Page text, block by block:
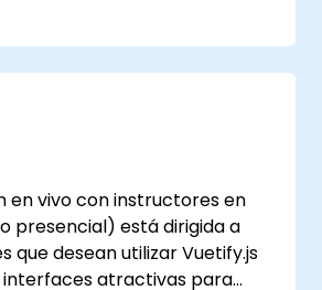
usuario.
modular y reutilizable.
gradualmente una vista en
aplicación de página única.
en vivo con instructores en
presencial) está dirigida a
que desean utilizar Vuetify.js
atractivas para